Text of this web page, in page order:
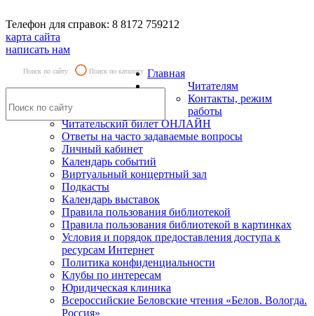
Телефон для справок: 8 8172 759212
карта сайта
написать нам
Поиск по сайту Поиск по каталогу Главная
Читателям
Контакты, режим
работы
Читательский билет ОНЛАЙН
Ответы на часто задаваемые вопросы
Личный кабинет
Календарь событий
Виртуальный концертный зал
Подкасты
Календарь выставок
Правила пользования библиотекой
Правила пользования библиотекой в картинках
Условия и порядок предоставления доступа к
ресурсам Интернет
Политика конфиденциальности
Клубы по интересам
Юридическая клиника
Всероссийские Беловские чтения «Белов. Вологда.
Россия»